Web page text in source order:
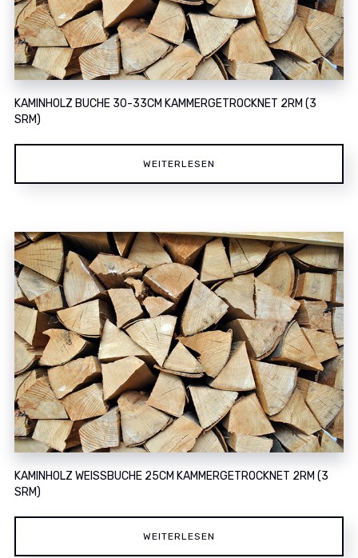
KAMINHOLZ BUCHE 30-33CM KAMMERGETROCKNET 2RM (3
SRM)
WEITERLESEN
KAMINHOLZ WEISSBUCHE 25CM KAMMERGETROCKNET 2RM (3 S
RM)
WEITERLESEN